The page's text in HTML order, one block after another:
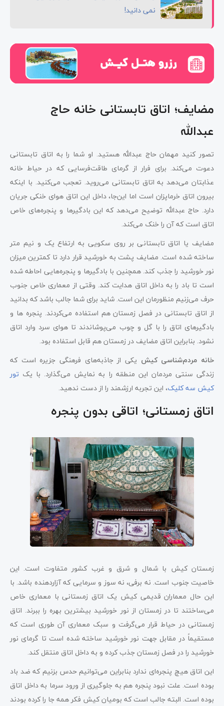
نمی دانید!
مضایف؛ اتاق تابستانی خانه حاج
عبدالله
تصور کنید مهمان حاج عبدالله هستید. او شما را به اتاق تابستانی
دعوت می‌کند. برای فرار از گرمای طاقت‌فرسایی که در حیاط خانه
عذابتان می‌دهد به اتاق تابستانی می‌روید. تعجب می‌کنید. با اینکه
بیرون اتاق خرماپزان است اما این‌جا، داخل این اتاق هوای خنکی جریان
دارد. حاج عبدالله توضیح می‌دهد که این بادگیرها و پنجره‌های خاص
اتاق است که آن را خنک می‌کند.
مضایف یا اتاق تابستانی بر روی سکویی به ارتفاع یک و نیم متر
ساخته شده است. مضایف پشت به خورشید قرار دارد تا کمترین میزان
نور خورشید را جذب کند. همچنین با بادگیرها و پنجره‌هایی احاطه شده
است تا باد را به داخل اتاق هدایت کند. وقتی از معماری خاص جنوب
حرف می‌زنیم منظورمان این است. شاید برای شما جالب باشد که بدانید
از اتاق تابستانی در فصل زمستان هم استفاده می‌کردند. پنجره ها و
بادگیرهای اتاق را با گل و چوب می‌پوشاندند تا هوای سرد وارد اتاق
نشود. بنابراین اتاق مضایف در زمستان هم قابل استفاده بود.
خانه مردم‌شناسی کیش یکی از جاذبه‌های فرهنگی جزیره است که
زندگی سنتی مردمان این منطقه را به نمایش می‌گذارد. با یک تور
کیش سه کلیک، این تجربه ارزشمند را از دست ندهید.
اتاق زمستانی؛ اتاقی بدون پنجره
زمستان کیش با شمال و شرق و غرب کشور متفاوت است. این
خاصیت جنوب است. نه برفی، نه سوز و سرمایی که آزاردهنده باشد. با
این حال معماران قدیمی کیش یک اتاق زمستانی با معماری خاص
می‌ساختند تا در زمستان از نور خورشید بیشترین بهره را ببرند. اتاق
زمستانی در حیاط قرار می‌گرفت و سبک معماری آن طوری است که
مستقیماً در مقابل جهت نور خورشید ساخته شده است تا گرمای نور
خورشید را در فصل زمستان جذب کرده و به داخل اتاق منتقل کند.
این اتاق هیچ پنجره‌ای ندارد بنابراین می‌توانیم حدس بزنیم که ضد باد
بوده است. علت نبود پنجره هم به جلوگیری از ورود سرما به داخل اتاق
بوده است. البته جالب است که بومیان کیش فکر همه جا را کرده بودند